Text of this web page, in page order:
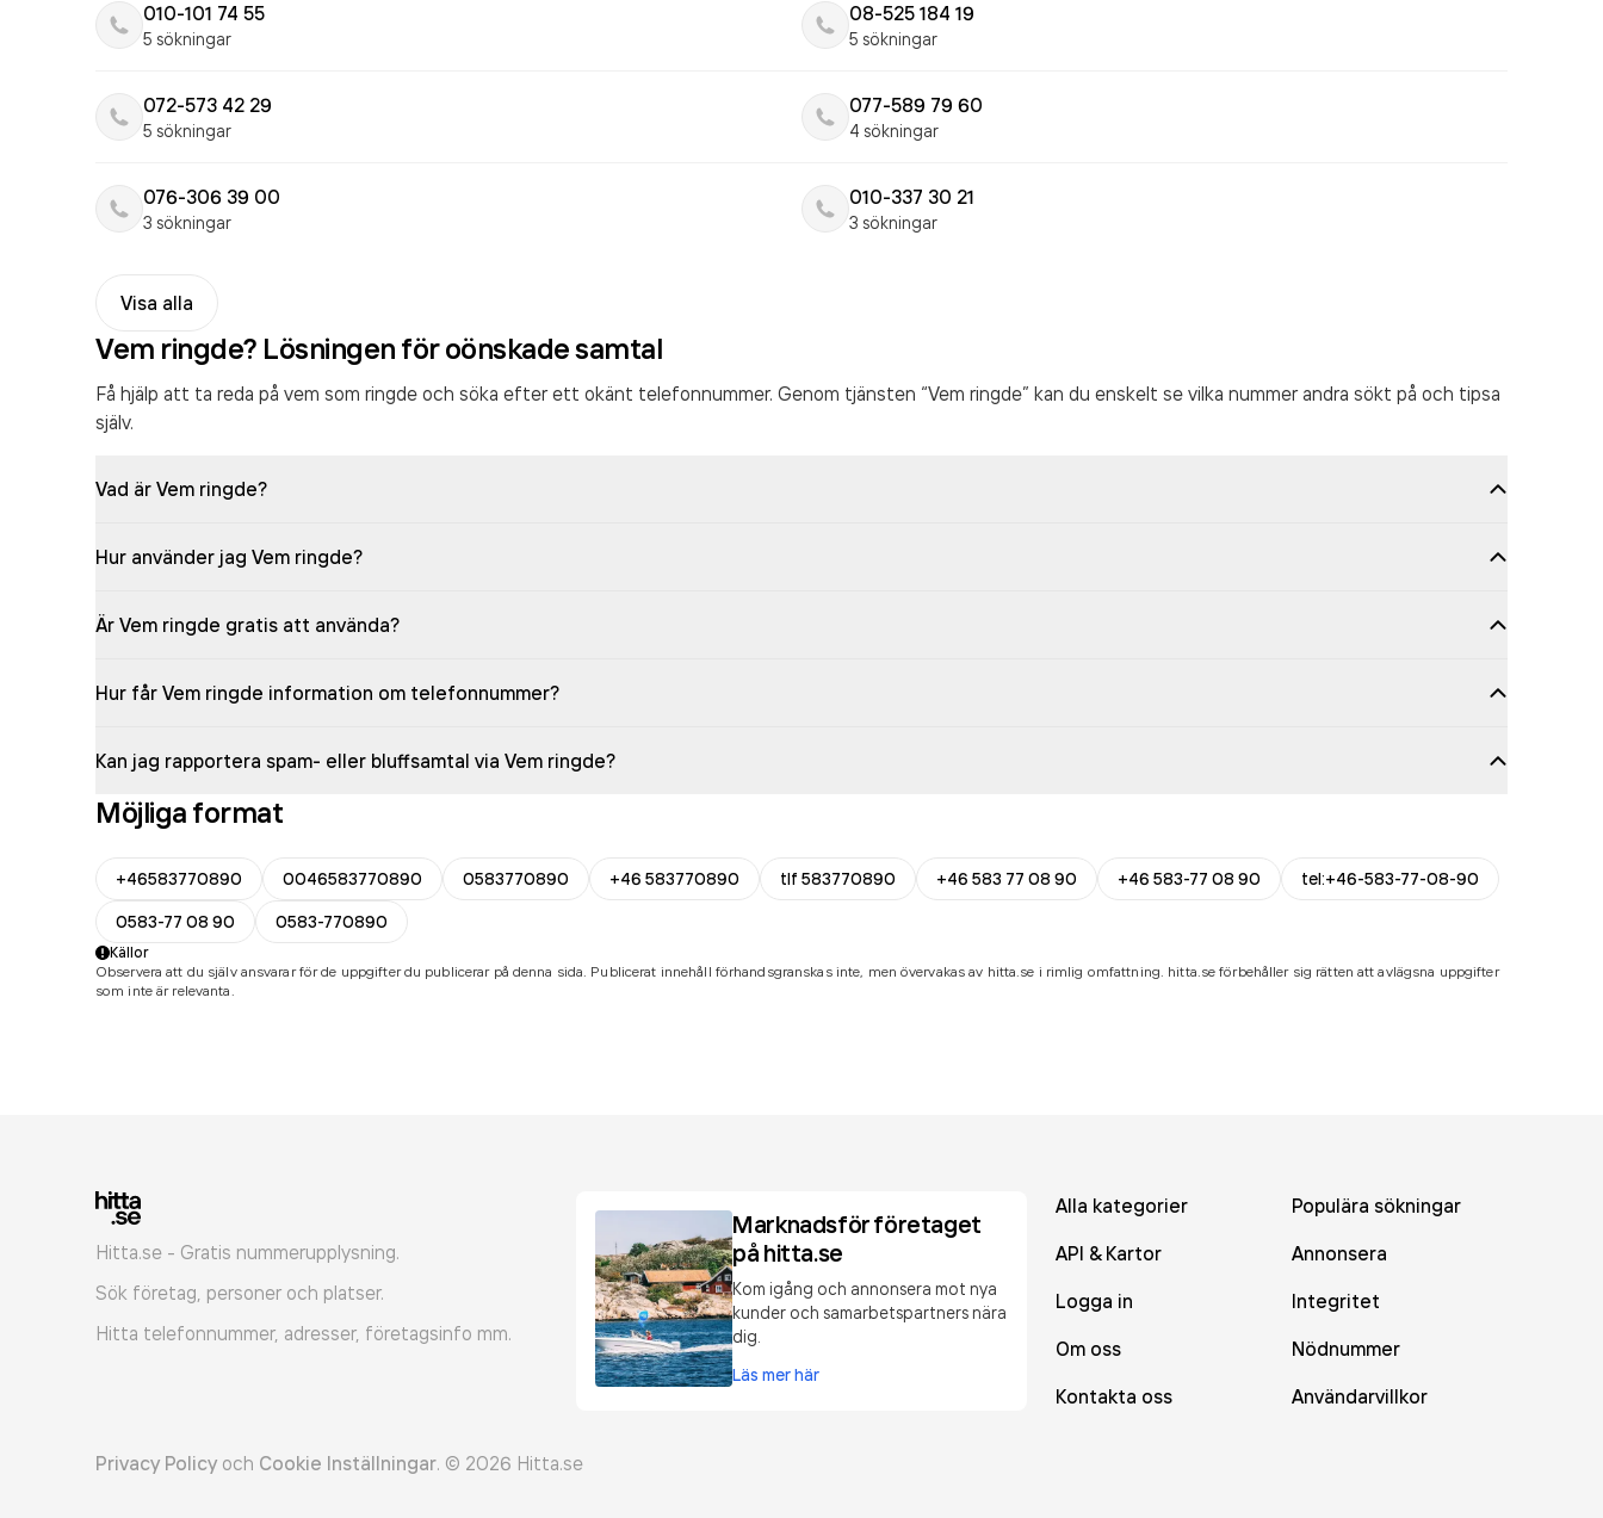
010-101 74 55
5 sökningar
08-525 184 19
5 sökningar
072-573 42 29
5 sökningar
077-589 79 60
4 sökningar
076-306 39 00
3 sökningar
010-337 30 21
3 sökningar
Visa alla
Vem ringde? Lösningen för oönskade samtal
Få hjälp att ta reda på vem som ringde och söka efter ett okänt telefonnummer. Genom tjänsten “Vem ringde” kan du enskelt se vilka nummer andra sökt på och tipsa
själv.
Vad är Vem ringde?
Hur använder jag Vem ringde?
Är Vem ringde gratis att använda?
Hur får Vem ringde information om telefonnummer?
Kan jag rapportera spam- eller bluffsamtal via Vem ringde?
Möjliga format
+46583770890 0046583770890 0583770890 +46 583770890 tlf 583770890 +46 583 77 08 90 +46 583-77 08 90
tel:+46-583-77-08-90
0583-77 08 90
0583-770890
Källor
Observera att du själv ansvarar för de uppgifter du publicerar på denna sida. Publicerat innehåll förhandsgranskas inte, men övervakas av hitta.se i rimlig omfattning. hitta.se förbehåller sig rätten att avlägsna uppgifter
som inte är relevanta.
Hitta.se - Gratis nummerupplysning.
Sök företag, personer och platser.
Hitta telefonnummer, adresser, företagsinfo mm.
Marknadsför företaget
på hitta.se
Kom igång och annonsera mot nya
kunder och samarbetspartners nära
dig.
Läs mer här
Alla kategorier
Populära sökningar
API & Kartor
Annonsera
Logga in
Integritet
Om oss
Nödnummer
Kontakta oss
Användarvillkor
Privacy Policy och Cookie Inställningar. © 2026 Hitta.se